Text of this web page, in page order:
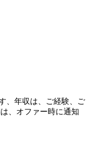
、年収は、ご経験、ご
、オファー時に通知